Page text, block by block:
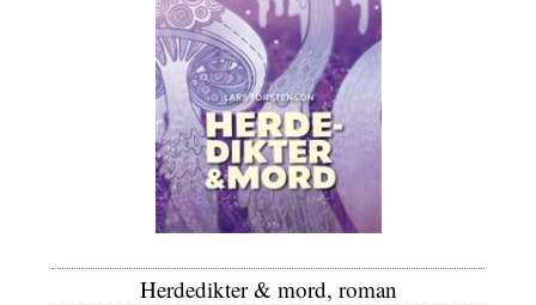
Herdedikter & mord, roman